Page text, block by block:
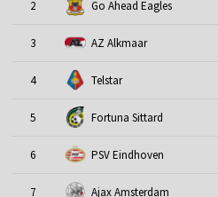
2 Go Ahead Eagles
3 AZ Alkmaar
4 Telstar
5 Fortuna Sittard
6 PSV Eindhoven
7 Ajax Amsterdam